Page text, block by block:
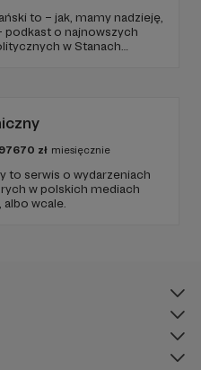
to – jak, mamy nadzieję,
podkast o najnowszych
w Stanach
97670 zł miesięcznie
to serwis o wydarzeniach
w polskich mediach
albo wcale.